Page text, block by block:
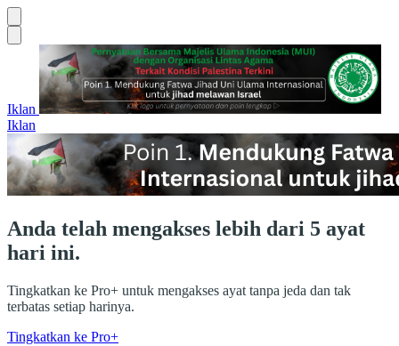
Iklan
Iklan
Anda telah mengakses lebih dari 5 ayat
hari ini.
Tingkatkan ke Pro+ untuk mengakses ayat tanpa jeda dan tak
terbatas setiap harinya.
Tingkatkan ke Pro+